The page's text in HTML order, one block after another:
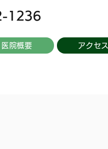
1236
医院概要 アクセス